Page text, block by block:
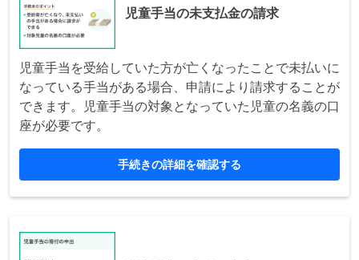
児童手当の未支払金の請求
児童手当を受給していた方が亡くなったことで未払いに
なっている手当がある場合、申請により請求することが
できます。児童手当の対象となっていた児童の名義の口
座が必要です。
手続きの詳細を確認する